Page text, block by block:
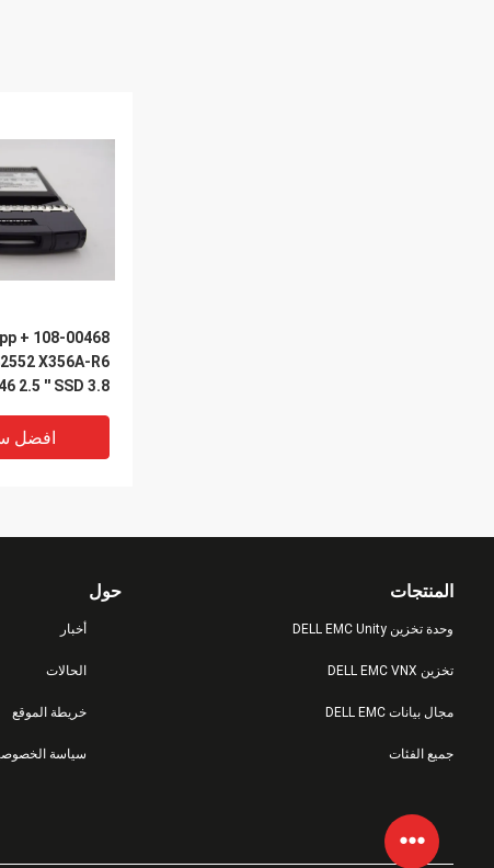
X356A-R6
افضل
Fas Storage
حول
أخبار
الحالات
خريطة الموقع
سياسة
المنتجات
وحدة تخزين DELL EMC Unity
تخزين DELL EMC VNX
مجال بيانات DELL EMC
جميع الفئات